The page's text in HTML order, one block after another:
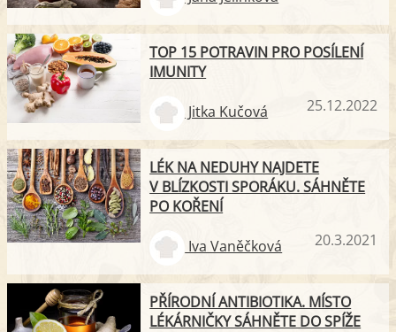
TOP 15 POTRAVIN PRO POSÍLENÍ
IMUNITY
Jitka Kučová 25.12.2022
LÉK NA NEDUHY NAJDETE
V BLÍZKOSTI SPORÁKU. SÁHNĚTE
PO KOŘENÍ
Iva Vaněčková 20.3.2021
PŘÍRODNÍ ANTIBIOTIKA. MÍSTO
LÉKÁRNIČKY SÁHNĚTE DO SPÍŽE